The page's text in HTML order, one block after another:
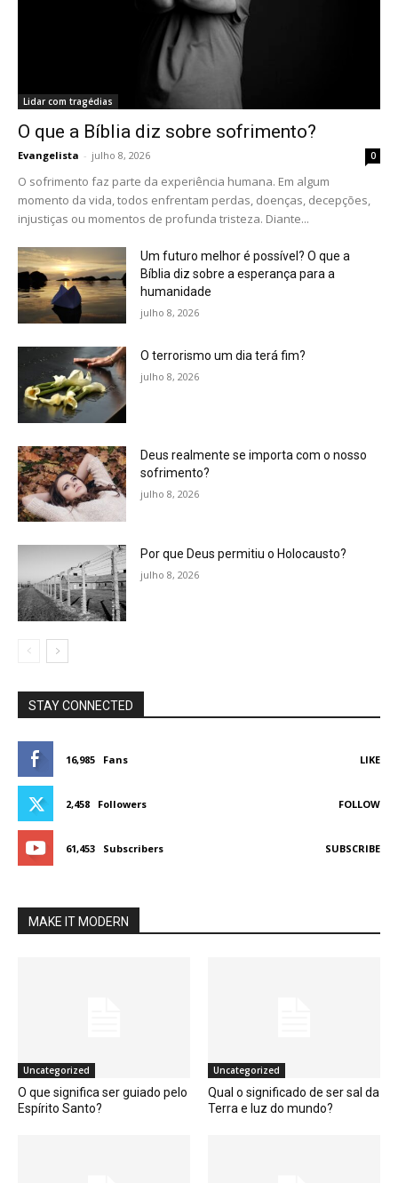
Lidar com tragédias
O que a Bíblia diz sobre sofrimento?
Evangelista - julho 8, 2026 0
O sofrimento faz parte da experiência humana. Em algum
momento da vida, todos enfrentam perdas, doenças, decepções,
injustiças ou momentos de profunda tristeza. Diante...
Um futuro melhor é possível? O que a
Bíblia diz sobre a esperança para a
humanidade
julho 8, 2026
O terrorismo um dia terá fim?
julho 8, 2026
Deus realmente se importa com o nosso
sofrimento?
julho 8, 2026
Por que Deus permitiu o Holocausto?
julho 8, 2026
STAY CONNECTED
16,985 Fans LIKE
2,458 Followers FOLLOW
61,453 Subscribers SUBSCRIBE
MAKE IT MODERN
Uncategorized
O que significa ser guiado pelo
Espírito Santo?
Uncategorized
Qual o significado de ser sal da
Terra e luz do mundo?